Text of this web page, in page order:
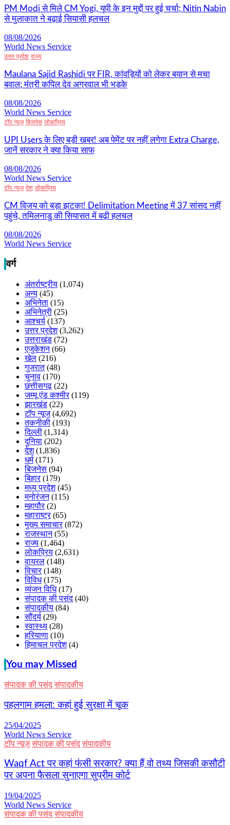
PM Modi से मिले CM Yogi, यूपी के इन मुद्दों पर हुई चर्चा; Nitin Nabin
से मुलाकात ने बढ़ाई सियासी हलचल
08/08/2026
World News Service
उत्तर प्रदेश राज्य
Maulana Sajid Rashidi पर FIR, कांवड़ियों को लेकर बयान से मचा
बवाल; मंत्री कपिल देव अग्रवाल भी भड़के
08/08/2026
World News Service
टॉप न्यूज बिजनेस लोकप्रिय
UPI Users के लिए बड़ी खबर! अब पेमेंट पर नहीं लगेगा Extra Charge,
जानें सरकार ने क्या किया साफ
08/08/2026
World News Service
टॉप न्यूज देश लोकप्रिय
CM विजय को बड़ा झटका! Delimitation Meeting में 37 सांसद नहीं
पहुंचे, तमिलनाडु की सियासत में बढ़ी हलचल
08/08/2026
World News Service
वर्ग
अंतर्राष्ट्रीय (1,074)
अन्य (45)
अभिनेता (15)
अभिनेत्री (25)
आश्चर्य (137)
उत्तर प्रदेश(3,262)
उत्तराखंड (72)
एजुकेशन(66)
खेल (216)
गुजरात(48)
चुनाव (170)
छत्तीसगढ़ (22)
जम्मू एंड कश्मीर(119)
झारखंड (22)
टॉप न्यूज(4,692)
तकनीकी (193)
दिल्ली (1,314)
दुनिया (202)
देश(1,836)
धर्म(171)
बिजनेस (94)
बिहार(179)
मध्य प्रदेश(45)
मनोरंजन(115)
महापौर(2)
महाराष्ट्र(65)
मुख्य समाचार(872)
राजस्थान(55)
राज्य (1,464)
लोकप्रिय (2,631)
वायरल (148)
विचार(148)
विविध(175)
व्यंजन विधि(17)
संपादक की पसंद(40)
संपादकीय (84)
सौंदर्य (29)
स्वास्थ्य (28)
हरियाणा (10)
हिमाचल प्रदेश(4)
You may Missed
संपादक की पसंद संपादकीय
पहलगाम हमला: कहां हुई सुरक्षा में चूक
25/04/2025
World News Service
टॉप न्यूज संपादक की पसंद संपादकीय
Waqf Act पर कहां फंसी सरकार? क्या हैं वो तथ्य जिसकी कसौटी
पर अपना फैसला सुनाएगा सुप्रीम कोर्ट
19/04/2025
World News Service
संपादक की पसंद संपादकीय